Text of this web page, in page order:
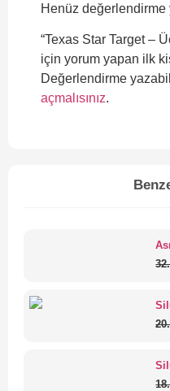
Henüz değerlendirme
“Texas Star Target –
için yorum yapan ilk
Değerlendirme
açmalısınız.